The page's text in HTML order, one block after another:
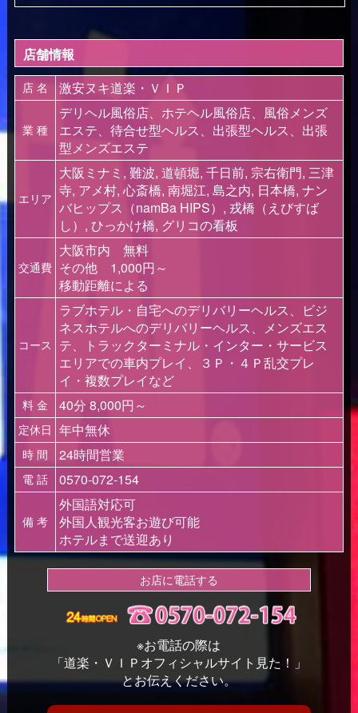
店舗情報
店 名 激安ヌキ道楽・ＶＩＰ
業 種
デリヘル風俗店、ホテヘル風俗店、風俗メンズ
エステ、待合せ型ヘルス、出張型ヘルス、出張
型メンズエステ
エリア
大阪ミナミ, 難波, 道頓堀, 千日前, 宗右衛門, 三津
寺, アメ村, 心斎橋, 南堀江, 島之内, 日本橋, ナン
バヒップス（namBa HIPS）, 戎橋（えびすば
し）, ひっかけ橋, グリコの看板
交通費
大阪市内 無料
その他 1,000円～
移動距離による
コース
ラブホテル・自宅へのデリバリーヘルス、ビジ
ネスホテルへのデリバリーヘルス、メンズエス
テ、トラックターミナル・インター・サービス
エリアでの車内プレイ、３Ｐ・４Ｐ乱交プレ
イ・複数プレイなど
料 金 40分 8,000円～
定休日 年中無休
時 間 24時間営業
電 話 0570-072-154
備 考
外国語対応可
外国人観光客お遊び可能
ホテルまで送迎あり
お店に電話する
※お電話の際は
「道楽・ＶＩＰオフィシャルサイト見た！」
とお伝えください。